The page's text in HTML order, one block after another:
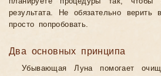
результата. Не обязательно
просто попробовать.
Два основных принципа
Убывающая Луна помогает